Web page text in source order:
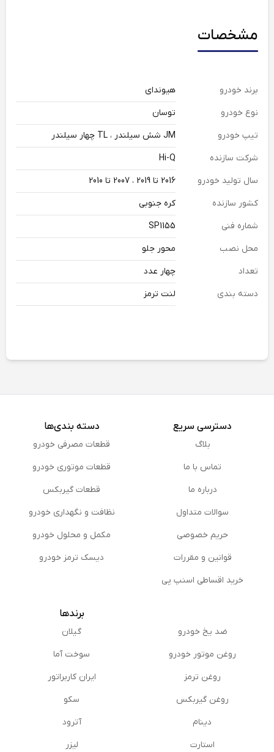
مشخصات
برند خودرو
هیوندای
نوع خودرو
توسان
تیپ خودرو
JM شش سیلندر ، TL چهار سیلندر
شرکت سازنده
Hi-Q
سال تولید خودرو
2016 تا 2019 ، 2007 تا 2010
کشور سازنده
کره جنوبی
شماره فنی
SP1155
محل نصب
محور جلو
تعداد
چهار عدد
دسته بندی
لنت ترمز
دسترسی سریع
بلاگ
تماس با ما
درباره ما
سوالات متداول
حریم خصوصی
قوانین و مقررات
خرید اقساطی اسنپ پی
دسته بندی‌ها
قطعات مصرفی خودرو
قطعات موتوری خودرو
قطعات گیربکس
نظافت و نگهداری خودرو
مكمل و محلول خودرو
دیسک ترمز خودرو
ضد یخ خودرو
روغن موتور خودرو
روغن ترمز
روغن گیربكس
دینام
استارت
برندها
گیلان
سوخت آما
ایران کاربراتور
سکو
آترود
لیزر